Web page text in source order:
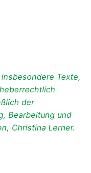
Texte,
der
Bearbeitung und
Christina Lerner.